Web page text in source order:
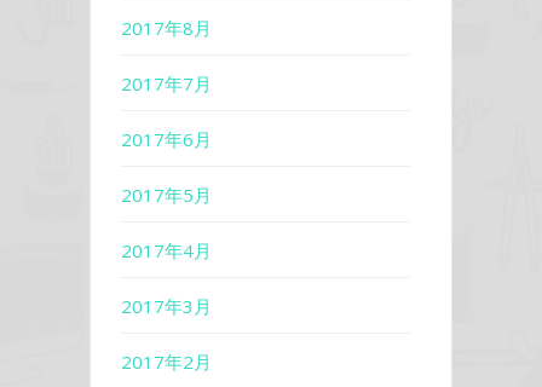
2017年8月
2017年7月
2017年6月
2017年5月
2017年4月
2017年3月
2017年2月